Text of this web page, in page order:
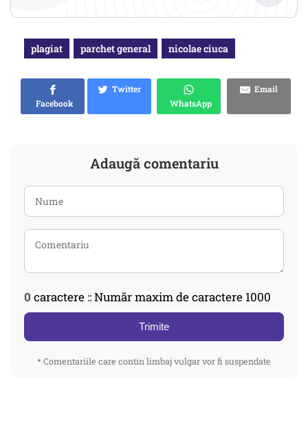
plagiat parchet general nicolae ciuca
Facebook
Twitter
WhatsApp
Email
Adaugă comentariu
0 caractere :: Număr maxim de caractere 1000
Trimite
* Comentariile care contin limbaj vulgar vor fi suspendate